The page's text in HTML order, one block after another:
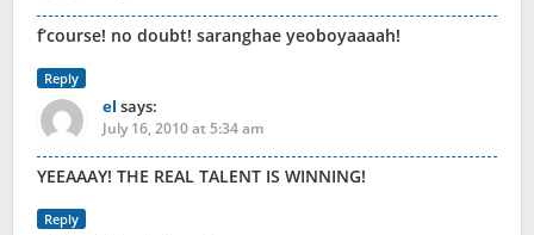
f’course! no doubt! saranghae yeoboyaaaah!
Reply
el says:
July 16, 2010 at 5:34 am
YEEAAAY! THE REAL TALENT IS WINNING!
Reply